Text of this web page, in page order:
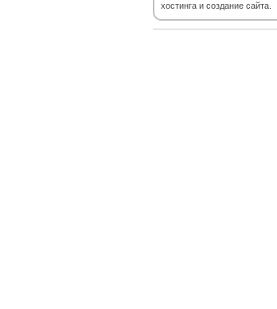
хостинга и создание сайта.